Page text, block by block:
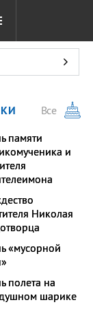
Все
памяти
и
Николая
«мусорной
полета на
шарике